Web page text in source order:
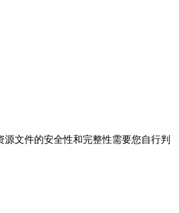
源文件的安全性和完整性需要您自行判